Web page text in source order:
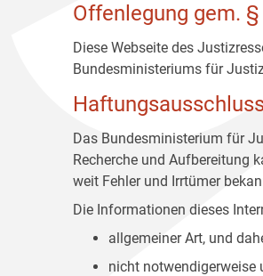
Offenlegung gem.
Diese Webseite des
Bundesministeriums für
Das Bundesministerium für
Recherche und Aufbereitung
weit Fehler und Irrtümer
Die Informationen dieses
allgemeiner Art, und
nicht notwendigerweise